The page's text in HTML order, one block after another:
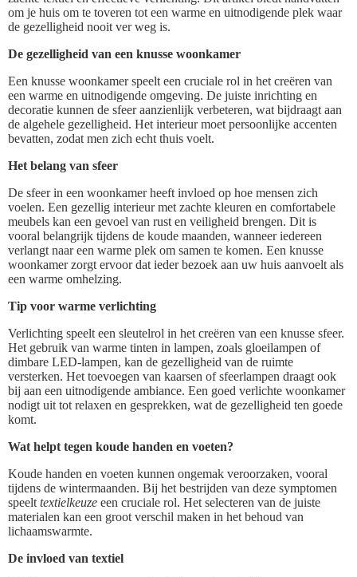
om je huis om te toveren tot een warme en uitnodigende plek waar
de gezelligheid nooit ver weg is.
De gezelligheid van een knusse woonkamer
Een knusse woonkamer speelt een cruciale rol in het creëren van
een warme en uitnodigende omgeving. De juiste inrichting en
decoratie kunnen de sfeer aanzienlijk verbeteren, wat bijdraagt aan
de algehele gezelligheid. Het interieur moet persoonlijke accenten
bevatten, zodat men zich echt thuis voelt.
Het belang van sfeer
De sfeer in een woonkamer heeft invloed op hoe mensen zich
voelen. Een gezellig interieur met zachte kleuren en comfortabele
meubels kan een gevoel van rust en veiligheid brengen. Dit is
vooral belangrijk tijdens de koude maanden, wanneer iedereen
verlangt naar een warme plek om samen te komen. Een knusse
woonkamer zorgt ervoor dat ieder bezoek aan uw huis aanvoelt als
een warme omhelzing.
Tip voor warme verlichting
Verlichting speelt een sleutelrol in het creëren van een knusse sfeer.
Het gebruik van warme tinten in lampen, zoals gloeilampen of
dimbare LED-lampen, kan de gezelligheid van de ruimte
versterken. Het toevoegen van kaarsen of sfeerlampen draagt ook
bij aan een uitnodigende ambiance. Een goed verlichte woonkamer
nodigt uit tot relaxen en gesprekken, wat de gezelligheid ten goede
komt.
Wat helpt tegen koude handen en voeten?
Koude handen en voeten kunnen ongemak veroorzaken, vooral
tijdens de wintermaanden. Bij het bestrijden van deze symptomen
speelt textielkeuze een cruciale rol. Het selecteren van de juiste
materialen kan een groot verschil maken in het behoud van
lichaamswarmte.
De invloed van textiel